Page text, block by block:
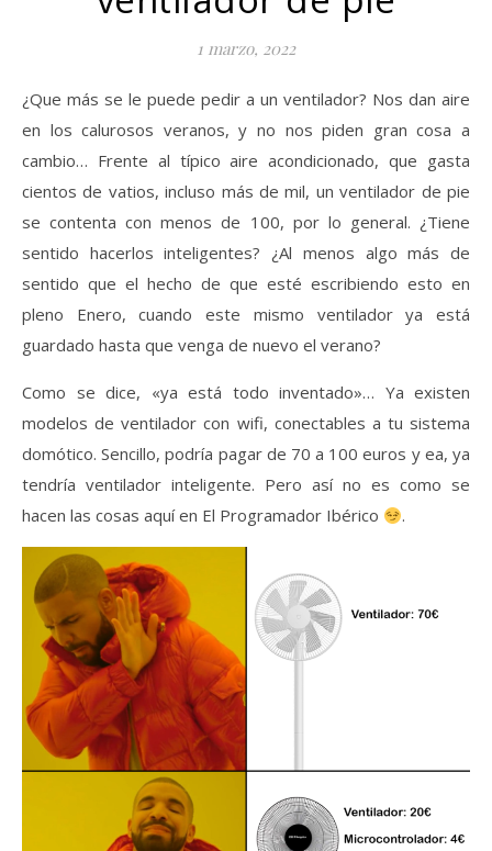
1 marzo, 2022
¿Que más se le puede pedir a un ventilador? Nos dan aire
en los calurosos veranos, y no nos piden gran cosa a
cambio… Frente al típico aire acondicionado, que gasta
cientos de vatios, incluso más de mil, un ventilador de pie
se contenta con menos de 100, por lo general. ¿Tiene
sentido hacerlos inteligentes? ¿Al menos algo más de
sentido que el hecho de que esté escribiendo esto en
pleno Enero, cuando este mismo ventilador ya está
guardado hasta que venga de nuevo el verano?
Como se dice, «ya está todo inventado»… Ya existen
modelos de ventilador con wifi, conectables a tu sistema
domótico. Sencillo, podría pagar de 70 a 100 euros y ea, ya
tendría ventilador inteligente. Pero así no es como se
hacen las cosas aquí en El Programador Ibérico
.